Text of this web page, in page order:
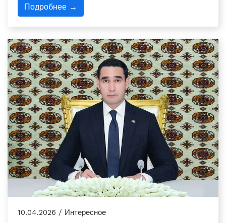
Подробнее →
10.04.2026 / Интересное